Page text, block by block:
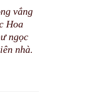
vắng
Hoa
ngọc
nhà.